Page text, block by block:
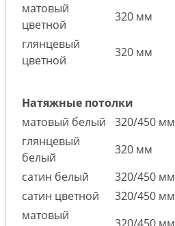
матовый
цветной
320 мм
глянцевый
цветной
320 мм
Натяжные потолки
матовый белый
320/450 мм
глянцевый
белый
320 мм
сатин белый
320/450 мм
сатин цветной
320/450 мм
матовый